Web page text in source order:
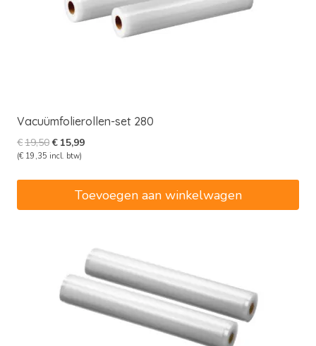
Vacuümfolierollen-set 280
€19,50Oorspronkelijke
prijs
€ 15,99Huidige
(€ 19,35 incl. btw)
Toevoegen aan winkelwagen